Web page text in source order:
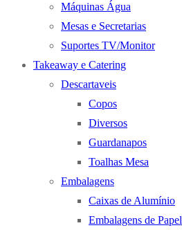
Máquinas Água
Mesas e Secretarias
Suportes TV/Monitor
Takeaway e Catering
Descartaveis
Copos
Diversos
Guardanapos
Toalhas Mesa
Embalagens
Caixas de Alumínio
Embalagens de Papel